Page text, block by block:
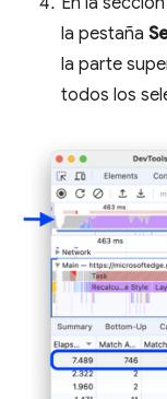
la pestaña
la parte
todos los